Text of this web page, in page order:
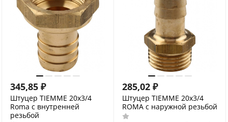
345,85 ₽
Штуцер TIEMME 20x3/4
Roma с внутренней
резьбой
285,02 ₽
Штуцер TIEMME 20x3/4
ROMA с наружной резьбой